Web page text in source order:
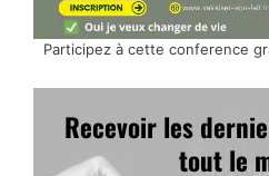
Participez à cette conference